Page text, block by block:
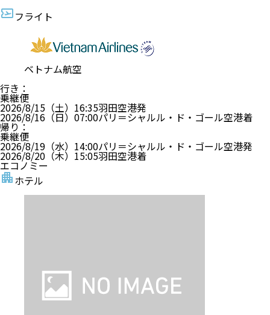
フライト
ベトナム航空
行き ：
乗継便
2026/8/15（土） 16:35羽田空港発
2026/8/16（日） 07:00パリ＝シャルル・ド・ゴール空港着
帰り ：
乗継便
2026/8/19（水） 14:00パリ＝シャルル・ド・ゴール空港発
2026/8/20（木） 15:05羽田空港着
エコノミー
ホテル